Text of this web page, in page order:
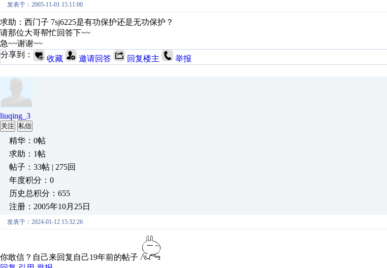
发表于：2005-11-01 15:11:00
求助：西门子 7sj6225是有功保护还是无功保护？
请那位大哥帮忙回答下~~
急~~谢谢~~
分享到：
收藏 邀请回答 回复楼主 举报
liuqing_3
关注 私信
精华：0帖
求助：1帖
帖子：33帖 | 275回
年度积分：0
历史总积分：655
注册：2005年10月25日
发表于：2024-01-12 15:32:26
你敢信？自己来回复自己19年前的帖子